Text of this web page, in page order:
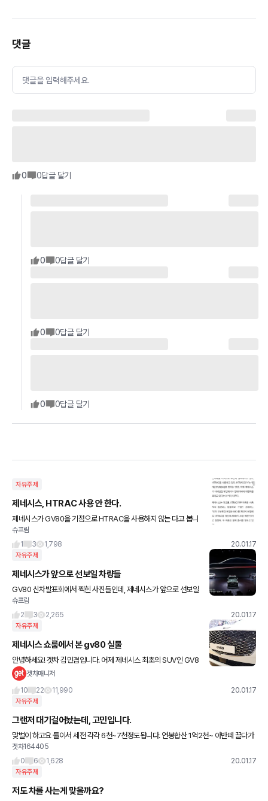
댓글
댓글을 입력해주세요.
0 0답글 달기
0 0답글 달기
0 0답글 달기
0 0답글 달기
자유주제
제네시스, HTRAC 사용 안 한다.
제네시스가 GV80을 기점으로 HTRAC을 사용하지 않는 다고 봅니
다. 브랜드 독립성을 강화하는 데에 박차를 가하고 있는 것 같네요. 사
진은 모터그래프 기사에서 캡쳐했습니다.
슈프림
1
3 1,798 20.01.17
자유주제
제네시스가 앞으로 선보일 차량들
GV80 신차발표회에서 찍힌 사진들인데, 제네시스가 앞으로 선보일
예정인 신차들이라고 합니다. 올해는 G80, GV70, G70 페이스리
프트 모델이 출시될 예정이고, 내년에는 쿠페 모델도 나올 것
슈프림
2
3 2,265 20.01.17
자유주제
제네시스 쇼룸에서 본 gv80 실물
안녕하세요! 겟차 김민겸입니다. 어제 제네시스 최초의 SUV인 GV8
0이 공개행사를 열고 계약을 받기 시작했죠. 어제 하루에만 무려 1만
겟차매니저
10
22 11,990 20.01.17
자유주제
그랜저 대기걸어놨는데, 고민입니다.
맞벌이 하고요 둘이서 세전 각각 6천~7천정도됩니다. 연봉합산 1억2천~ 아반떼 끌다가
정리하고 아기태어나서 차 바꾸려구여 경기도에 25평 아파트 분양권 하나 가지고있고 전
세살고있는데 그랜저 뽑아도
겟차164405
0
6 1,628 20.01.17
자유주제
저도 차를 사는게 맞을까요?